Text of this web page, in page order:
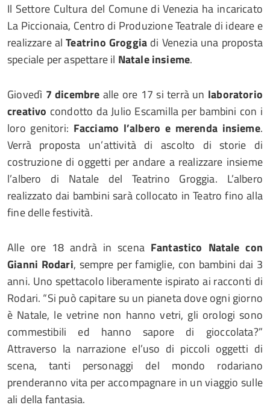
Il Settore Cultura del Comune di Venezia ha incaricato
La Piccionaia, Centro di Produzione Teatrale di ideare e
realizzare alTeatrino Groggia di Venezia una proposta
speciale per aspettare il Natale insieme.
Giovedì 7 dicembre alle ore 17 si terrà un laboratorio
creativo condotto da Julio Escamilla per bambini con i
loro genitori: Facciamo l’albero e merenda insieme.
Verrà proposta un’attività di ascolto di storie di
costruzione di oggetti per andare a realizzare insieme
l’albero di Natale del Teatrino Groggia. L’albero
realizzato dai bambini sarà collocato in Teatro fino alla
fine delle festività.
Alle ore 18 andrà in scena Fantastico Natale con
Gianni Rodari, sempre per famiglie, con bambini dai 3
anni. Uno spettacolo liberamente ispirato ai racconti di
Rodari. “Si può capitare su un pianeta dove ogni giorno
è Natale, le vetrine non hanno vetri, gli orologi sono
commestibili ed hanno sapore di gioccolata?”
Attraverso la narrazione el’uso di piccoli oggetti di
scena, tanti personaggi del mondo rodariano
prenderanno vita per accompagnare in un viaggio sulle
ali della fantasia.